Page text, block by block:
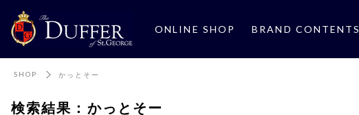
ONLINE SHOP BRAND CONTENTS
SHOP かっとそー
検索結果：かっとそー